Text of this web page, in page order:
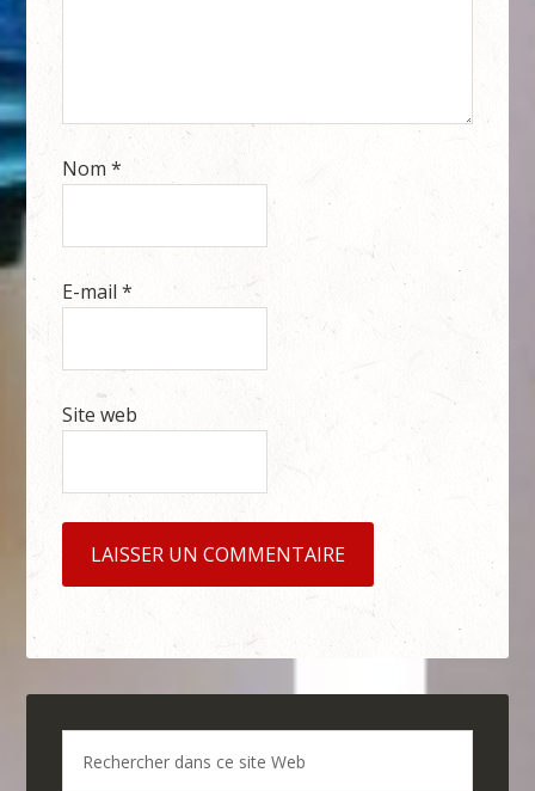
Nom*
E-mail*
Site web